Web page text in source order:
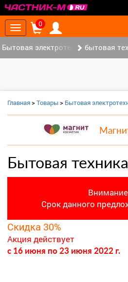
Toggle
navigation
0
Бытовая электротехника (0)
бытовая
Главная>Товары > Бытовая
Бытовая техника
Срок данного
Скидка 30%
Акция действует
c 16 июня по 23 июня 2022 г.